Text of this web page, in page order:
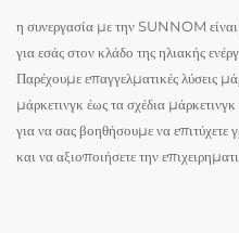
η συνεργασία με την SUNNOM
για εσάς στον κλάδο της ηλιακής
Παρέχουμε επαγγελματικές λύσεις
μάρκετινγκ έως τα σχέδια
για να σας βοηθήσουμε να επιτύχετε
και να αξιοποιήσετε την